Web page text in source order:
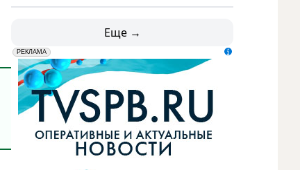
Еще →
erid: LdtCK5udn
РЕКЛАМА
АО "ГАТР", ИНН: 7841320717